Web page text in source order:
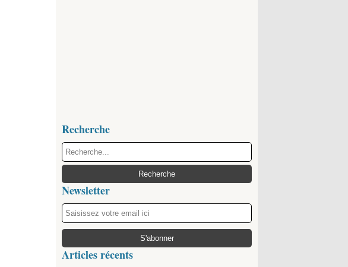
Recherche
Newsletter
Articles récents